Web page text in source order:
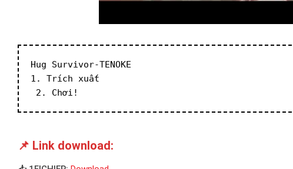
Hug Survivor-TENOKE
1. Trích xuất
2. Chơi!
📌 Link download: